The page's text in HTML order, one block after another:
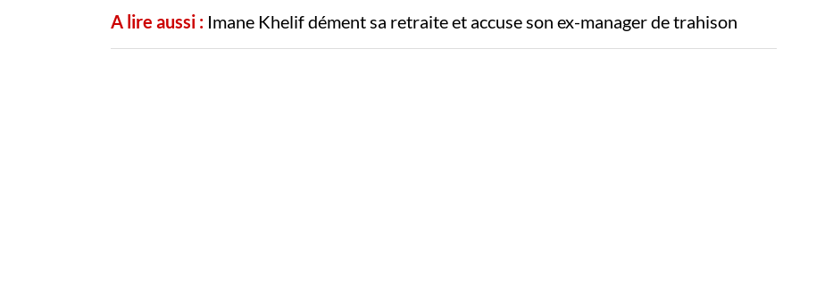
A lire aussi : Imane Khelif dément sa retraite et accuse son ex-manager de trahison